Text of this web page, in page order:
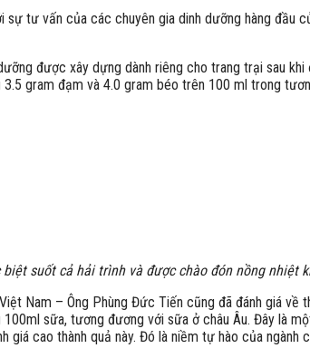
tư vấn của các chuyên gia dinh dưỡng hàng đầu
được xây dựng dành riêng cho trang trại sau
gram đạm và 4.0 gram béo trên 100 ml trong
suốt cả hải trình và được chào đón nồng nhiệt
Nam – Ông Phùng Đức Tiến cũng đã đánh giá
sữa, tương đương với sữa ở châu Âu. Đây là
cao thành quả này. Đó là niềm tự hào của ngành